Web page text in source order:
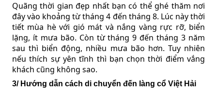
Quãng thời gian đẹp nhất bạn có thể ghé thăm nơi
đây vào khoảng từ tháng 4 đến tháng 8. Lúc này thời
tiết mùa hè với gió mát và nắng vàng rực rỡ, biển
lặng, ít mưa bão. Còn từ tháng 9 đến tháng 3 năm
sau thì biển động, nhiều mưa bão hơn. Tuy nhiên
nếu thích sự yên tĩnh thì bạn chọn thời điểm vắng
khách cũng không sao.
3/ Hướng dẫn cách di chuyển đến làng cổ Việt Hải